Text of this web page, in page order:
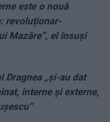
este o nouă
revoluționar-
Mazăre”, el însuși
Dragnea „și-au dat
interne și externe,